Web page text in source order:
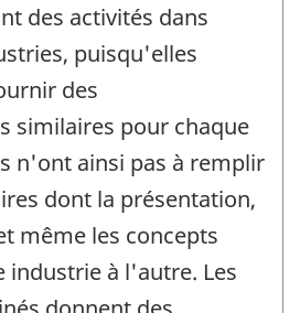
des activités dans
puisqu'elles
des
similaires pour chaque
n'ont ainsi pas à remplir
dont la présentation,
même les concepts
industrie à l'autre. Les